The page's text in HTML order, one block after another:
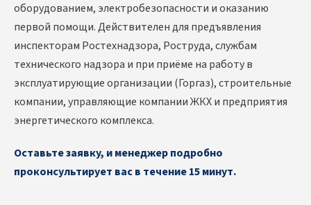
оборудованием, электробезопасности и оказанию
первой помощи. Действителен для предъявления
инспекторам Ростехнадзора, Роструда, службам
технического надзора и при приёме на работу в
эксплуатирующие организации (Горгаз), строительные
компании, управляющие компании ЖКХ и предприятия
энергетического комплекса.
Оставьте заявку, и менеджер подробно
проконсультирует вас в течение 15 минут.